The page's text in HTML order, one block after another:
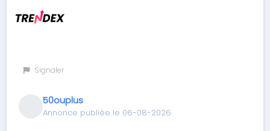
Signaler
50ouplus
Annonce publiée le 06-08-2026